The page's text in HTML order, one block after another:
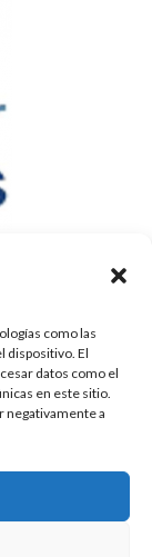
como las
dispositivo. El
datos como el
en este sitio.
negativamente a